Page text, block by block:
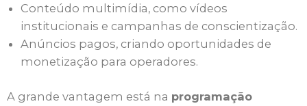
Conteúdo multimídia, como vídeos
institucionais e campanhas de conscientização.
Anúncios pagos, criando oportunidades de
monetização para operadores.
A grande vantagem está na programação